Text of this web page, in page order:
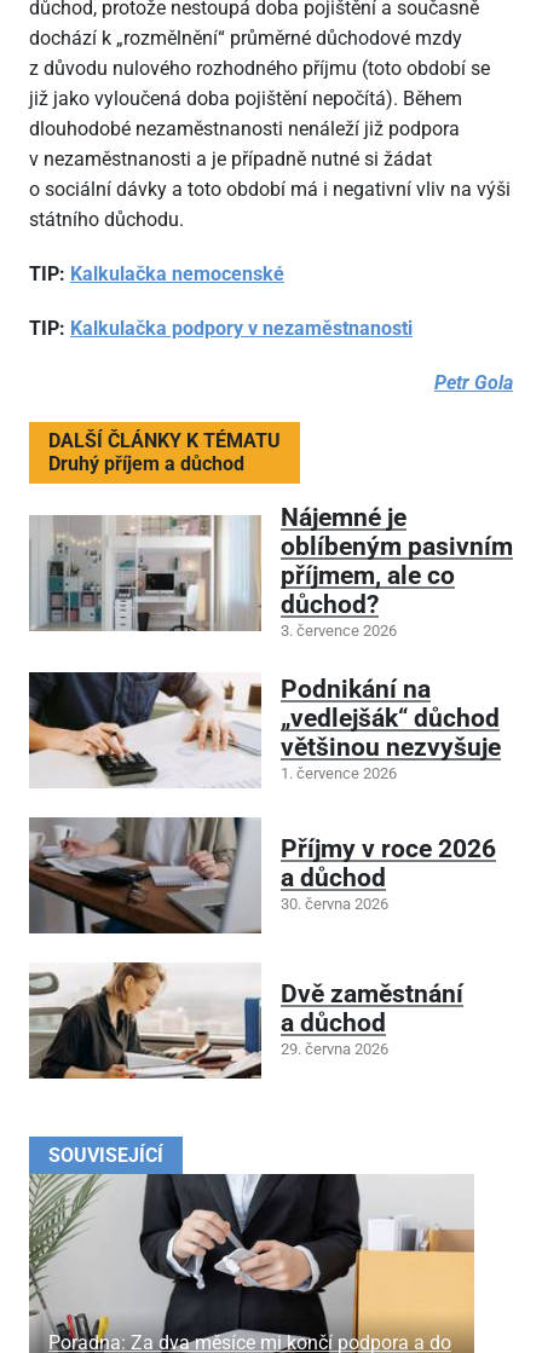
SOUVISEJÍCÍ
Poradna: Za dva měsíce mi končí podpora a do
důchod, protože nestoupá doba pojištění a současně
dochází k „rozmělnění“ průměrné důchodové mzdy
z důvodu nulového rozhodného příjmu (toto období se
již jako vyloučená doba pojištění nepočítá). Během
dlouhodobé nezaměstnanosti nenáleží již podpora
v nezaměstnanosti a je případně nutné si žádat
o sociální dávky a toto období má i negativní vliv na výši
státního důchodu.
TIP: Kalkulačka nemocenské
TIP: Kalkulačka podpory v nezaměstnanosti
Petr Gola
DALŠÍ ČLÁNKY K TÉMATU
Druhý příjem a důchod
Nájemné je
oblíbeným pasivním
příjmem, ale co
důchod?
3. července 2026
Podnikání na
„vedlejšák“ důchod
většinou nezvyšuje
1. července 2026
Příjmy v roce 2026
a důchod
30. června 2026
Dvě zaměstnání
a důchod
29. června 2026